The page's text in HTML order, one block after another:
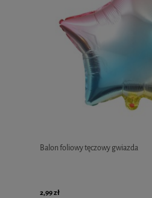
Balon foliowy tęczowy gwiazda
2,99 zł